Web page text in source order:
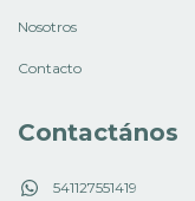
Nosotros
Contacto
Contactános
541127551419